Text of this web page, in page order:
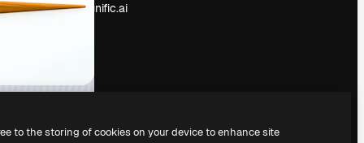
Cerchi magnific.ai
to the storing of cookies on your device to enhance site